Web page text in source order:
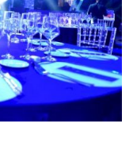
Industrial